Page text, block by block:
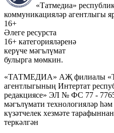
«Татмедиа»
коммуникацияләр агентлыгы
16+
Әлеге ресурста
16+ категорияләренә
керүче мәгълүмат
булырга мөмкин.
«ТАТМЕДИА» АҖ филиалы
агентлыгының Интертат
редакциясе» ЭЛ № ФС 77 -
мәгълүмати технологияләр
күзәтчелек хезмәте
теркәлгән